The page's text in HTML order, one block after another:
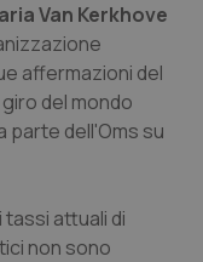
Van Kerkhove
affermazioni del
del mondo
parte dell'Oms su
attuali di
non sono